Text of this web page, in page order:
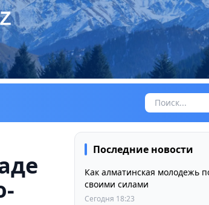
Последние новости
Как алматинская молодежь
своими силами
Сегодня 18:23